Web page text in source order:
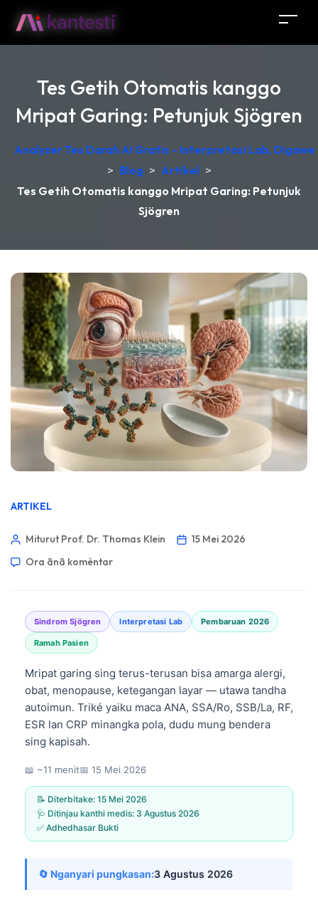
Tes Getih Otomatis kanggo
Mripat Garing: Petunjuk Sjögren
Analyzer Tes Darah AI Gratis - Interpretasi Lab, Digawe
> Blog > Artikel >
Tes Getih Otomatis kanggo Mripat Garing: Petunjuk
Sjögren
ARTIKEL
Miturut Prof. Dr. Thomas Klein
15 Mei 2026
Ora ānā komèntar
Sindrom Sjögren Interpretasi Lab Pembaruan 2026
Ramah Pasien
Mripat garing sing terus-terusan bisa amarga alergi,
obat, menopause, ketegangan layar — utawa tandha
autoimun. Triké yaiku maca ANA, SSA/Ro, SSB/La, RF,
ESR lan CRP minangka pola, dudu mung bendera
sing kapisah.
📖 ~11 menit📅 15 Mei 2026
📝 Diterbitake: 15 Mei 2026
🩺 Ditinjau kanthi medis: 3 Agustus 2026
✅ Adhedhasar Bukti
🔄 Nganyari pungkasan:3 Agustus 2026